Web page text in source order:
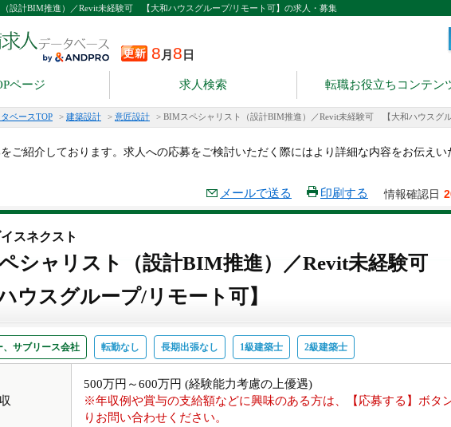
設計BIM推進）／Revit未経験可 【大和ハウスグループ/リモート可】の求人・募集
8 月 8 日
ページ 求人検索 転職お役立ちコンテン
ベースTOP > 建築設計 > 意匠設計 > BIMスペシャリスト（設計BIM推進）／Revit未経験可 【大和ハウスグル
ご紹介しております。求人への応募をご検討いただく際にはより詳細な内容をお伝えい
情報確認日
メールで送る 印刷する
スネクスト
シャリスト（設計BIM推進）／Revit未経験可
ウスグループ/リモート可】
、サブリース会社 転勤なし 長期出張なし 1級建築士 2級建築士
500万円～600万円 (経験能力考慮の上優遇)
※年収例や賞与の支給額などに興味のある方は、【応募する】ボタ
りお問い合わせください。